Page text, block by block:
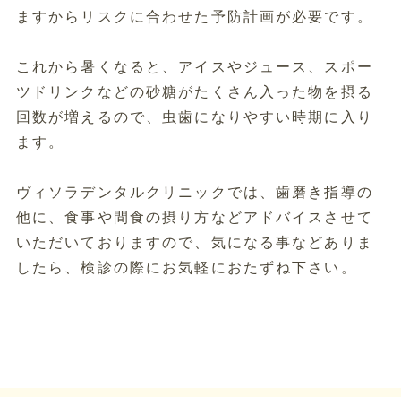
ますからリスクに合わせた予防計画が必要です。
これから暑くなると、アイスやジュース、スポー
ツドリンクなどの砂糖がたくさん入った物を摂る
回数が増えるので、虫歯になりやすい時期に入り
ます。
ヴィソラデンタルクリニックでは、歯磨き指導の
他に、食事や間食の摂り方などアドバイスさせて
いただいておりますので、気になる事などありま
したら、検診の際にお気軽におたずね下さい。